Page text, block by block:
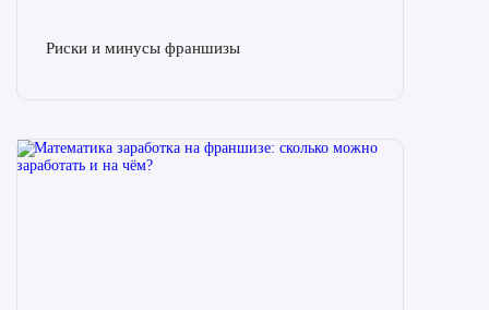
Риски и минусы франшизы